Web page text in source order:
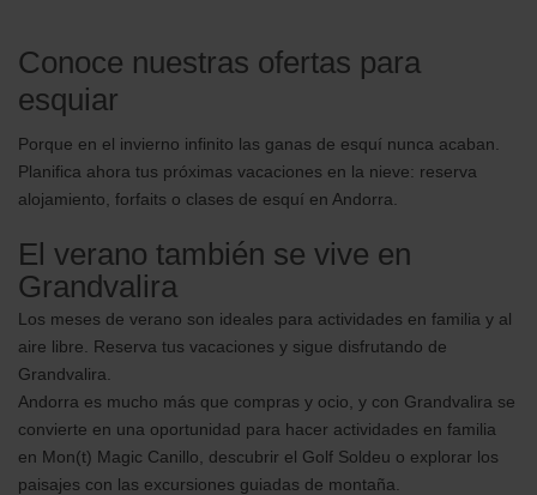
Conoce nuestras ofertas para
esquiar
Porque en el invierno infinito las ganas de esquí nunca acaban.
Planifica ahora tus próximas vacaciones en la nieve: reserva
alojamiento, forfaits o clases de esquí en Andorra.
El verano también se vive en
Grandvalira
Los meses de verano son ideales para actividades en familia y al
aire libre. Reserva tus vacaciones y sigue disfrutando de
Grandvalira.
Andorra es mucho más que compras y ocio, y con Grandvalira se
convierte en una oportunidad para hacer actividades en familia
en Mon(t) Magic Canillo, descubrir el Golf Soldeu o explorar los
paisajes con las excursiones guiadas de montaña.